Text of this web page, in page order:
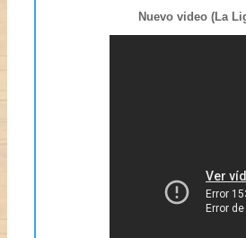
Nuevo video (La Liga